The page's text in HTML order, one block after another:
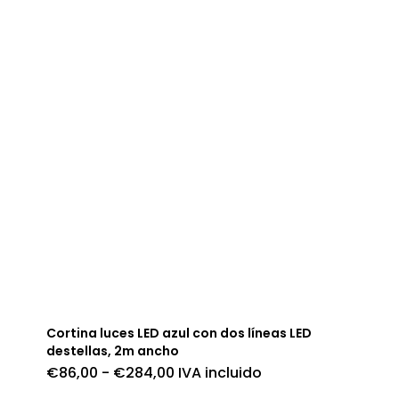
Cortina luces LED azul con dos líneas LED
destellas, 2m ancho
€86,00 - €284,00Rango
IVA incluido